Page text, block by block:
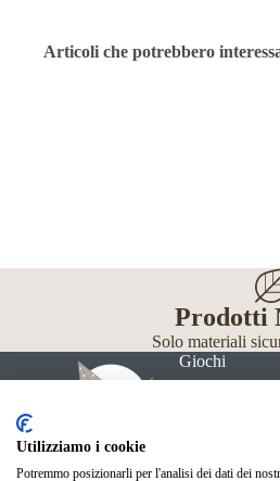
Articoli che potrebbero
Prodotti
Solo materiali
Giochi
Utilizziamo i cookie
Potremmo posizionarli per l'analisi dei dati dei